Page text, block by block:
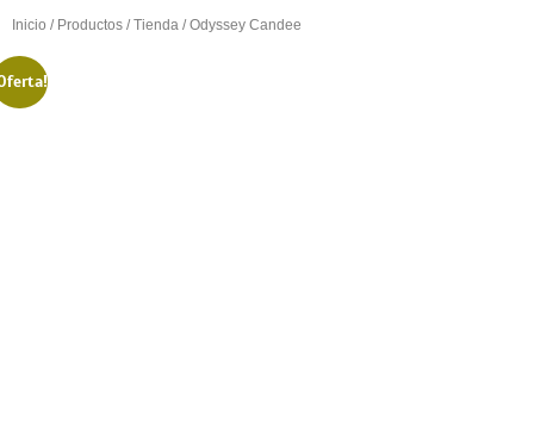
Inicio / Productos /Tienda / Odyssey Candee